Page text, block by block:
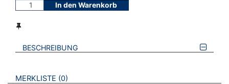
In den Warenkorb
BESCHREIBUNG
VERWEISE AUF VERMERKTE- ODER ZULETZT ANGESEHENE
MERKLISTE 0 BROSCHÜREN